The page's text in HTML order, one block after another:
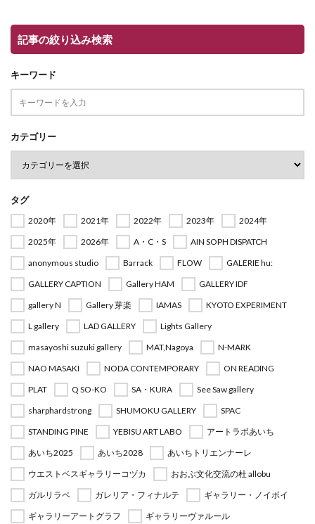
記事の絞り込み検索
キーワード
カテゴリー
タグ
2020年 2021年 2022年 2023年
2024年
2025年
2026年 A・C・S
AIN SOPH DISPATCH
anonymous studio
Barrack FLOW
GALERIE hu:
GALLERY CAPTION
Gallery HAM
GALLERY IDF
gallery N
Gallery 芽楽 IAMAS
KYOTO EXPERIMENT
L gallery
LAD GALLERY
Lights Gallery
masayoshi suzuki gallery
MAT,Nagoya
N-MARK
NAO MASAKI
NODA CONTEMPORARY
ON READING
PLAT
Q SO-KO SA・KURA
See Saw gallery
sharphardstrong
SHUMOKU GALLERY
SPAC
STANDING PINE
YEBISU ART LABO
アートラボあいち
あいち2025
あいち2028
あいちトリエンナーレ
ウエストベスギャラリーコヅカ
おおぶ文化交流の杜 allobu
ガルリラペ
ガレリア・フィナルテ
ギャラリー・ノイボイ
ギャラリーアートグラフ
ギャラリーヴァルール